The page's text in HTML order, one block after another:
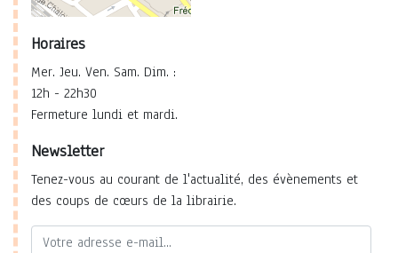
Horaires
Mer. Jeu. Ven. Sam. Dim. :
12h - 22h30
Fermeture lundi et mardi.
Newsletter
Tenez-vous au courant de l'actualité, des évènements et
des coups de cœurs de la librairie.